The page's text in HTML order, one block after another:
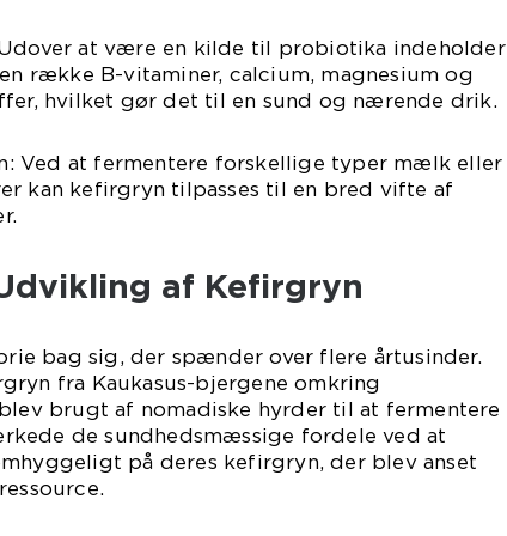
at være en kilde til probiotika indeholder
række B-vitaminer, calcium, magnesium og
hvilket gør det til en sund og nærende drik.
Ved at fermentere forskellige typer mælk eller
kan kefirgryn tilpasses til en bred vifte af
af Kefirgryn
bag sig, der spænder over flere årtusinder.
fra Kaukasus-bjergene omkring
brugt af nomadiske hyrder til at fermentere
de sundhedsmæssige fordele ved at
på deres kefirgryn, der blev anset